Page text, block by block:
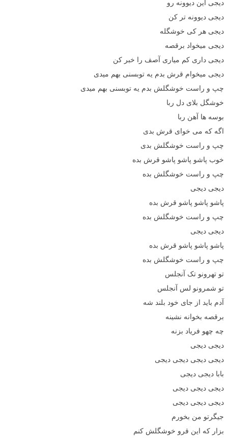
دیجی این دیوونه رو
دیجی دیوونه تر کن
دیجی هر کی خوشگله
دیجی میخواد برقصه
دیجی داری کم میاری آصف را خبر کن
دیجی میخوام قرش بدم یه توبسنی بهم میدی
چپ و راست خوشگلش بدم یه توبسنی بهم میدی
خوشگل بلای دل ربا
بوسه ها آهن ربا
اگه که می خوای قرش بدی
چپ و راست خوشگلش بدی
خوب پاشو پاشو پاشو قرش بده
چپ و راست خوشگلش بده
دیجی دیجی
پاشو پاشو پاشو قرش بده
چپ و راست خوشگلش بده
دیجی دیجی
پاشو پاشو پاشو قرش بده
چپ و راست خوشگلش بده
تو تهرونو تک آنجلس
تو شمرونو لس آنجلس
آدم باید از جای خود بلند شه
برقصه بخوانه نشینه
چه چهو فریاد بزنه
دیجی دیجی
دیجی دیجی دیجی دیجی
بابا دیجی دیجی
دیجی دیجی دیجی
دیجی دیجی دیجی
جیگرتو من بخورم
بزار که این قرو خوشگلش کنم